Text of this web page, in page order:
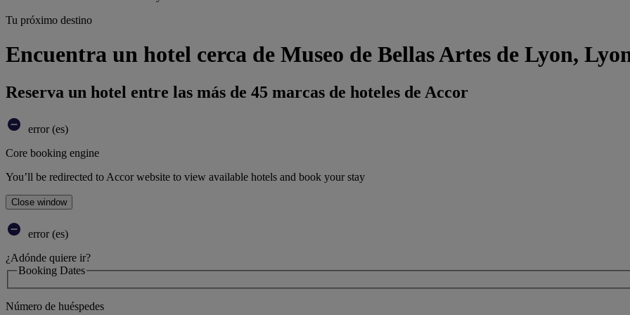
Tu próximo destino
Encuentra un hotel cerca de Museo de Bellas Artes de Lyon,
Reserva un hotel entre las más de 45 marcas de hoteles de Accor
error (es)
Core booking engine
You’ll be redirected to Accor website to view available hotels and book your stay
Close window
error (es)
¿Adónde quiere ir?
Booking Dates
Número de huéspedes